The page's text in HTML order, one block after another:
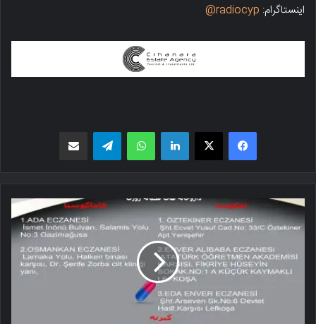
اینستاگرام: radiocyp@
فیسبوک X لینکدین واتس اپ تلگرام